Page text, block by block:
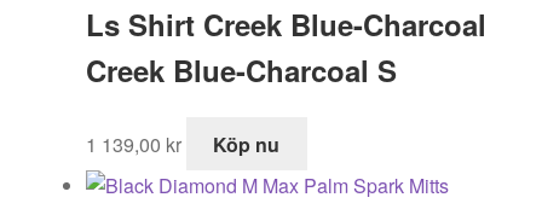
Ls Shirt Creek Blue-Charcoal
Creek Blue-Charcoal S
1 139,00 kr Köp nu